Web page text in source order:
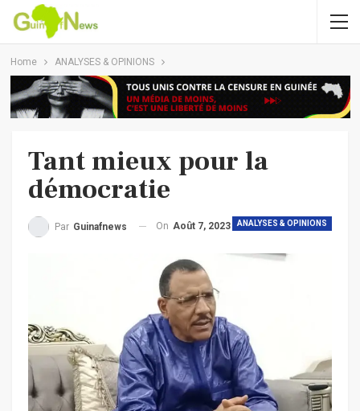
Home ANALYSES & OPINIONS
Tant mieux pour la
démocratie
ANALYSES & OPINIONS
Par Guinafnews On Août 7, 2023